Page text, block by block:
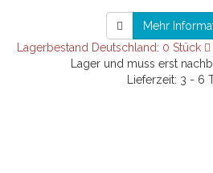
Mehr
Lagerbestand Deutschland: 0 Stück
Lager und muss erst
Lieferzeit: 3 - 6